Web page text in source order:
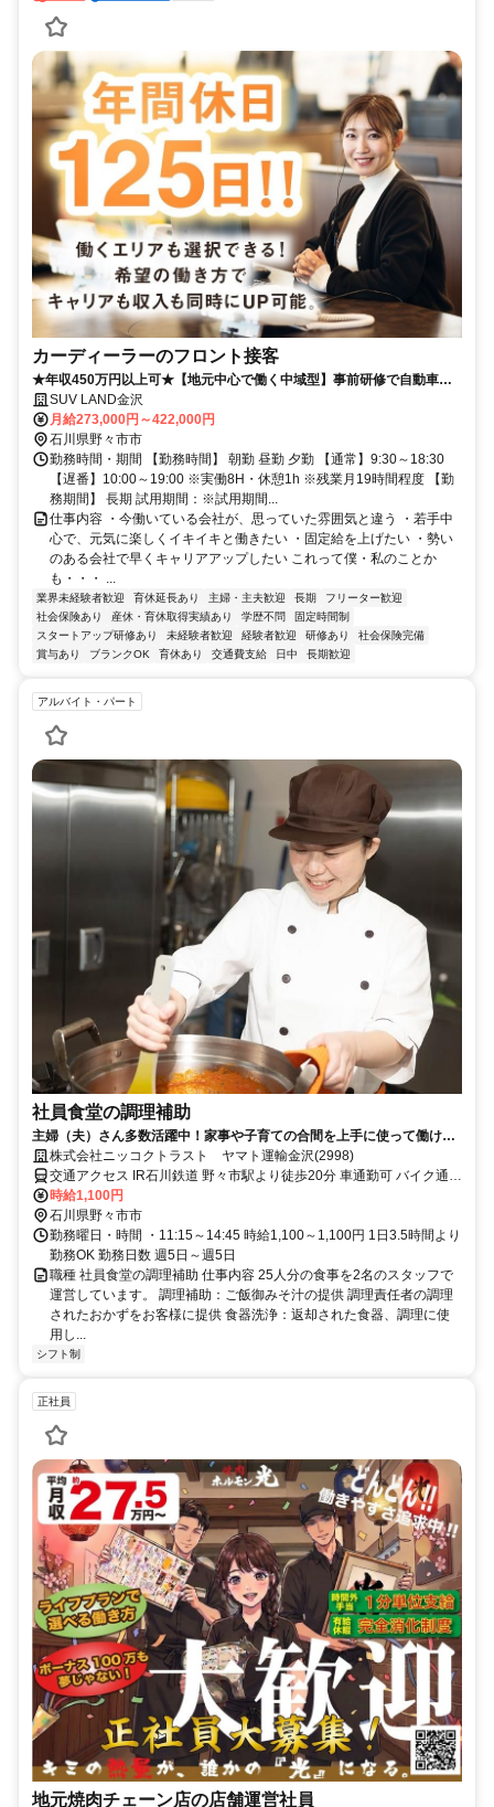
カーディーラーのフロント接客
★年収450万円以上可★【地元中心で働く中域型】事前研修で自動車の
知識は不要！女性スタッフ活躍中★
SUV LAND金沢
月給273,000円～422,000円
石川県野々市市
勤務時間・期間 【勤務時間】 朝勤 昼勤 夕勤 【通常】9:30～18:30
【遅番】10:00～19:00 ※実働8H・休憩1h ※残業月19時間程度 【勤
務期間】 長期 試用期間：※試用期間...
仕事内容 ・今働いている会社が、思っていた雰囲気と違う ・若手中
心で、元気に楽しくイキイキと働きたい ・固定給を上げたい ・勢い
のある会社で早くキャリアアップしたい これって僕・私のことか
も・・・ ...
業界未経験者歓迎 育休延長あり 主婦・主夫歓迎 長期
フリーター歓迎
社会保険あり
産休・育休取得実績あり 学歴不問
固定時間制
スタートアップ研修あり
未経験者歓迎 経験者歓迎 研修あり
社会保険完備
賞与あり
ブランクOK 育休あり 交通費支給 日中 長期歓迎
アルバイト・パート
社員食堂の調理補助
主婦（夫）さん多数活躍中！家事や子育ての合間を上手に使って働ける
≪調理補助≫のお仕事★
株式会社ニッコクトラスト ヤマト運輸金沢(2998)
交通アクセス IR石川鉄道 野々市駅より徒歩20分 車通勤可 バイク通勤
可 自転車通勤可 無料駐車場完備
時給1,100円
石川県野々市市
勤務曜日・時間 ・11:15～14:45 時給1,100～1,100円 1日3.5時間より
勤務OK 勤務日数 週5日～週5日
職種 社員食堂の調理補助 仕事内容 25人分の食事を2名のスタッフで
運営しています。 調理補助：ご飯御みそ汁の提供 調理責任者の調理
されたおかずをお客様に提供 食器洗浄：返却された食器、調理に使
用し...
シフト制
正社員
地元焼肉チェーン店の店舗運営社員